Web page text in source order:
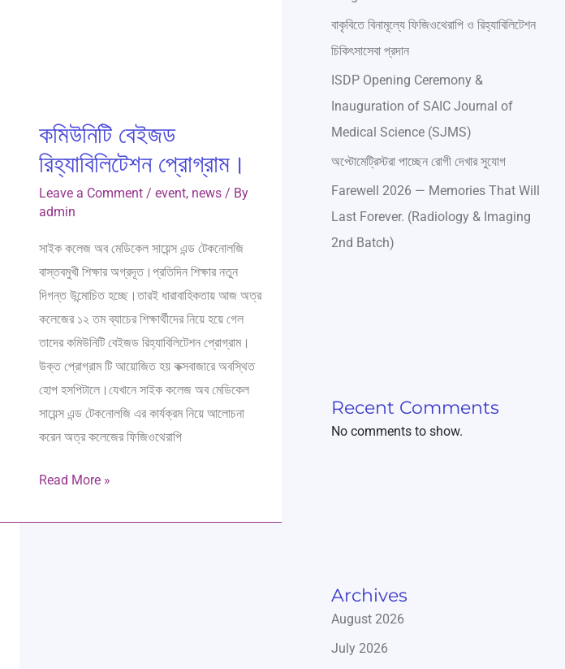
কমিউনিটি বেইজড
রিহ্যাবিলিটেশন প্রোগ্রাম।
Leave a Comment / event, news/ By
admin
সাইক কলেজ অব মেডিকেল সায়েন্স এন্ড টেকনোলজি
বাস্তবমুখী শিক্ষার অগ্রদূত।প্রতিদিন শিক্ষার নতুন
দিগন্ত উন্মোচিত হচ্ছে।তারই ধারাবাহিকতায় আজ অত্র
কলেজের ১২ তম ব্যাচের শিক্ষার্থীদের নিয়ে হয়ে গেল
তাদের কমিউনিটি বেইজড রিহ্যাবিলিটেশন প্রোগ্রাম।
উক্ত প্রোগ্রাম টি আয়োজিত হয় কক্সবাজারে অবস্থিত
হোপ হসপিটালে।যেখানে সাইক কলেজ অব মেডিকেল
সায়েন্স এন্ড টেকনোলজি এর কার্যক্রম নিয়ে আলোচনা
করেন অত্র কলেজের ফিজিওথেরাপি
Read More »
বাকৃবিতে বিনামূল্যে ফিজিওথেরাপি ও রিহ্যাবিলিটেশন
চিকিৎসাসেবা প্রদান
ISDP Opening Ceremony &
Inauguration of SAIC Journal of
Medical Science (SJMS)
অপ্টোমেট্রিস্টরা পাচ্ছেন রোগী দেখার সুযোগ
Farewell 2026 — Memories That Will
Last Forever. (Radiology & Imaging
2nd Batch)
Recent Comments
No comments to show.
Archives
August 2026
July 2026